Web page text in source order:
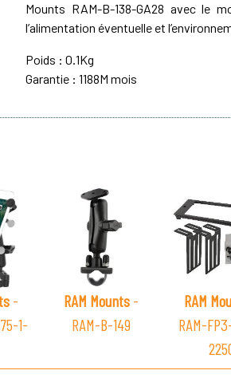
Mounts RAM-B-138-GA28 avec le
l’alimentation éventuelle et
Poids : 0.1Kg
Garantie : 1188M mois
-
1-
RAM Mounts-
RAM-B-149
RAM
RAM-